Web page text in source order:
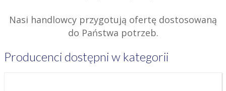
Nasi handlowcy przygotują ofertę dostosowaną
do Państwa potrzeb.
Producenci dostępni w kategorii